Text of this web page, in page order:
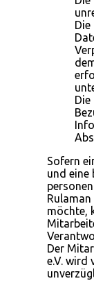
Die
Die
Sofern
und eine
möchte,
Der
e.V. wird